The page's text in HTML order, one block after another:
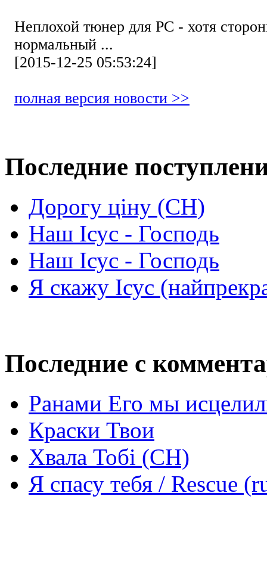
Неплохой тюнер для РС - хотя
нормальный ...
[2015-12-25 05:53:24]
полная версия новости >>
Последние
Дорогу ціну (СН)
Наш Ісус - Господь
Наш Ісус - Господь
Я скажу Ісус
Последние с
Ранами Его мы
Краски Твои
Хвала Тобі (СН)
Я спасу тебя / Rescue